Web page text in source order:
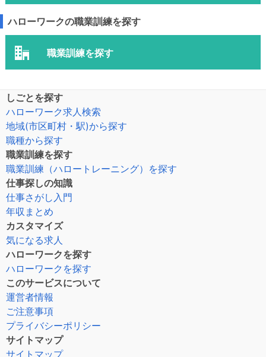
ハローワークの職業訓練を探す
職業訓練を探す
しごとを探す
ハローワーク求人検索
地域(市区町村・駅)から探す
職種から探す
職業訓練を探す
職業訓練（ハロートレーニング）を探す
仕事探しの知識
仕事さがし入門
年収まとめ
カスタマイズ
気になる求人
ハローワークを探す
ハローワークを探す
このサービスについて
運営者情報
ご注意事項
プライバシーポリシー
サイトマップ
サイトマップ